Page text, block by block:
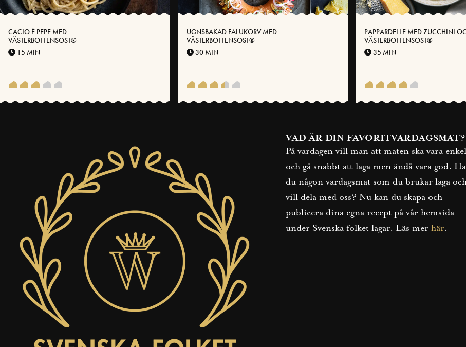
CACIO É PEPE MED
VÄSTERBOTTENSOST®
15 MIN
UGNSBAKAD FALUKORV MED
VÄSTERBOTTENSOST®
30 MIN
PAPPARDELLE MED ZUCCHINI
VÄSTERBOTTENSOST®
35 MIN
VAD ÄR DIN FAVORITVARDAGSMAT?
På vardagen vill man att maten ska vara enkel
och gå snabbt att laga men ändå vara god.
du någon vardagsmat som du brukar laga
vill dela med oss? Nu kan du skapa och
publicera dina egna recept på vår hemsida
under Svenska folket lagar. Läs merhär.